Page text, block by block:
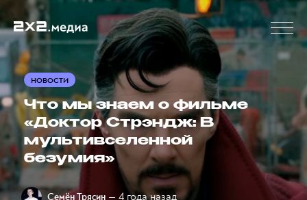
НОВОСТИ
Что мы знаем о фильме
«Доктор Стрэндж: В
мультивселенной
безумия»
Семён Трясин — 4 года назад